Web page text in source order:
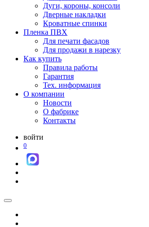
Дуги, короны, консоли
Дверные накладки
Кроватные спинки
Пленка ПВХ
Для печати фасадов
Для продажи в нарезку
Как купить
Правила работы
Гарантия
Тех. информация
О компании
Новости
О фабрике
Контакты
войти
0